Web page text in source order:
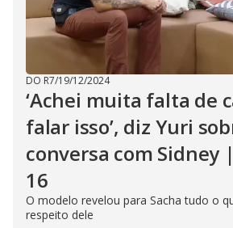
DO R7/19/12/2024
‘Achei muita falta de
falar isso’, diz Yuri
conversa com Sidney
16
O modelo revelou para Sacha tudo o
respeito dele